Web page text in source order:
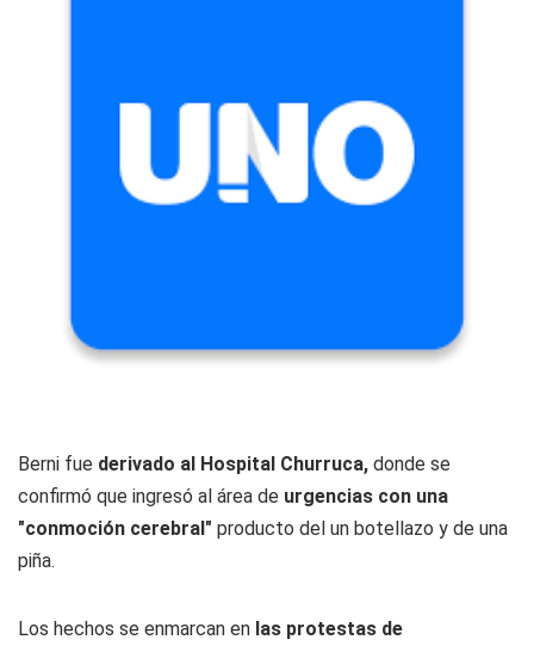
Berni fue derivado al Hospital Churruca, donde se
confirmó que ingresó al área de urgencias con una
"conmoción cerebral" producto del un botellazo y de una
piña.
Los hechos se enmarcan en las protestas de